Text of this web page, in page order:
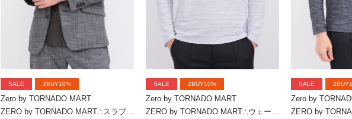
SALE 2BUY10%
Zero by TORNADO MART
SALE 2BUY10%
Zero by TORNADO MART
SALE
Zero by